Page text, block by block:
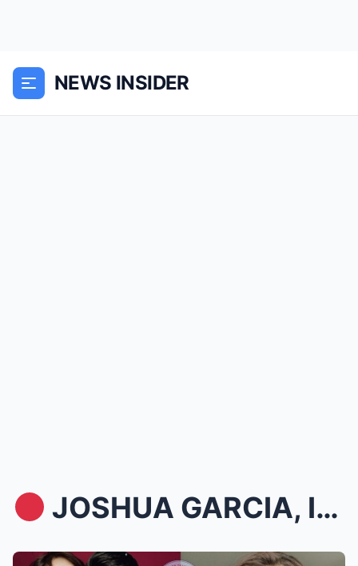
NEWS INSIDER
JOSHUA GARCIA, IBINUKING ANG TUNAY NA RELASYON N...